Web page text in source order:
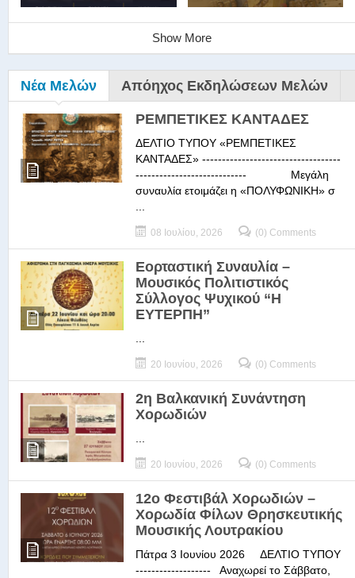
Show More
Νέα Μελών Απόηχος Εκδηλώσεων Μελών
ΡΕΜΠΕΤΙΚΕΣ ΚΑΝΤΑΔΕΣ
ΔΕΛΤΙΟ ΤΥΠΟΥ «ΡΕΜΠΕΤΙΚΕΣ
ΚΑΝΤΑΔΕΣ» -----------------------------------
---------------------------- Μεγάλη
συναυλία ετοιμάζει η «ΠΟΛΥΦΩΝΙΚΗ» σ
08 Ιουλίου, 2026 (0) Comments
Εορταστική Συναυλία –
Μουσικός Πολιτιστικός
Σύλλογος Ψυχικού “Η
ΕΥΤΕΡΠΗ”
20 Ιουνίου, 2026 (0) Comments
2η Βαλκανική Συνάντηση
Χορωδιών
20 Ιουνίου, 2026 (0) Comments
12ο Φεστιβάλ Χορωδιών –
Χορωδία Φίλων Θρησκευτικής
Μουσικής Λουτρακίου
Πάτρα 3 Ιουνίου 2026 ΔΕΛΤΙΟ ΤΥΠΟΥ
------------------- Αναχωρεί το Σάββατο,